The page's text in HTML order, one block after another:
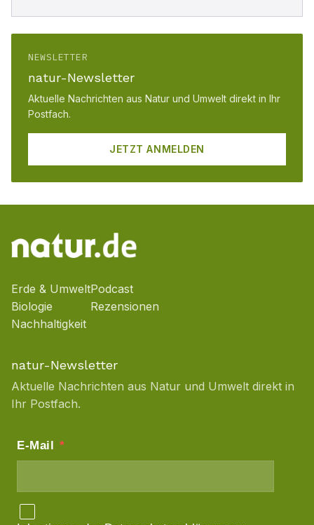
NEWSLETTER
natur-Newsletter
Aktuelle Nachrichten aus Natur und Umwelt direkt in Ihr
Postfach.
JETZT ANMELDEN
Erde & Umwelt
Biologie
Nachhaltigkeit
Podcast
Rezensionen
natur-Newsletter
Aktuelle Nachrichten aus Natur und Umwelt direkt in
Ihr Postfach.